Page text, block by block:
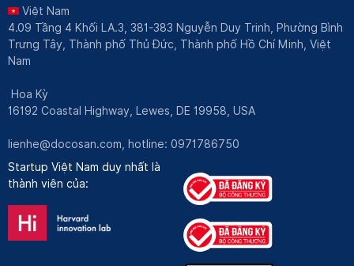
Việt Nam
4.09 Tầng 4 Khối LA.3, 381-383 Nguyễn Duy Trinh, Phường Bình
Trưng Tây, Thành phố Thủ Đức, Thành phố Hồ Chí Minh, Việt
Nam
Hoa Kỳ
16192 Coastal Highway, Lewes, DE 19958, USA
lienhe@docosan.com , hotline: 0971786750
Startup Việt Nam duy nhất là
thành viên của: